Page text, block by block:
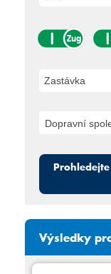
Zastávka
Výsledky